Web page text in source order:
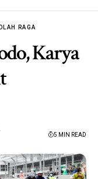
RAGA
Karya
5 MIN READ